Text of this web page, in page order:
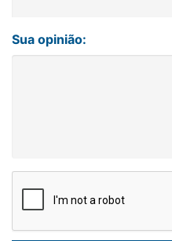
Sua opinião: